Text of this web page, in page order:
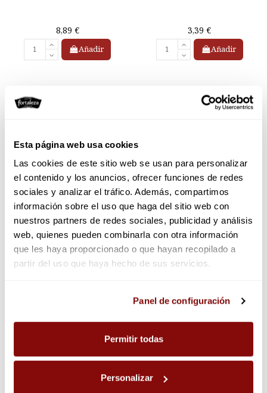
Esta página web usa cookies
Las cookies de este sitio web se usan para personalizar
el contenido y los anuncios, ofrecer funciones de redes
sociales y analizar el tráfico. Además, compartimos
información sobre el uso que haga del sitio web con
nuestros partners de redes sociales, publicidad y análisis
web, quienes pueden combinarla con otra información
que les haya proporcionado o que hayan recopilado a
partir del uso que haya hecho de sus servicios.
consultadas en el panel de configuración, donde podrá
ajustar sus preferencias en cualquier momento.
Panel de configuración
Permitir todas
Personalizar
8,89 €
Añadir
3,39 €
Añadir
Café Intenssisimo 10 cápsulas
Café Descafeinado Forte 10
cápsulas
Vista